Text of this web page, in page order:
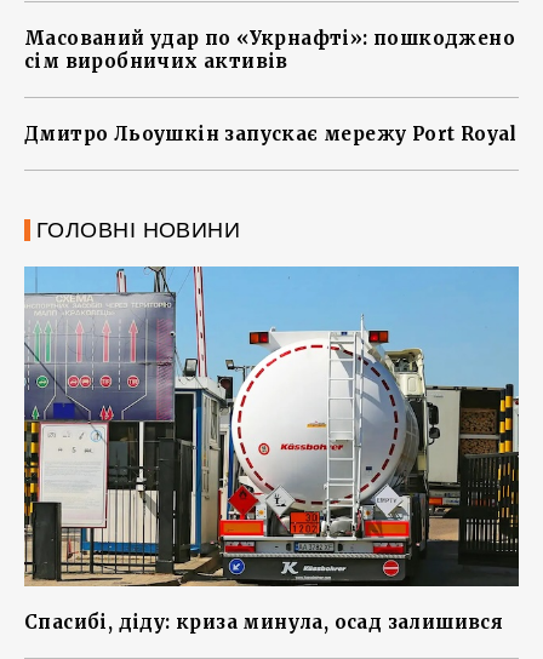
Масований удар по «Укрнафті»: пошкоджено
сім виробничих активів
Дмитро Льоушкін запускає мережу Port Royal
ГОЛОВНІ НОВИНИ
Спасибі, діду: криза минула, осад залишився